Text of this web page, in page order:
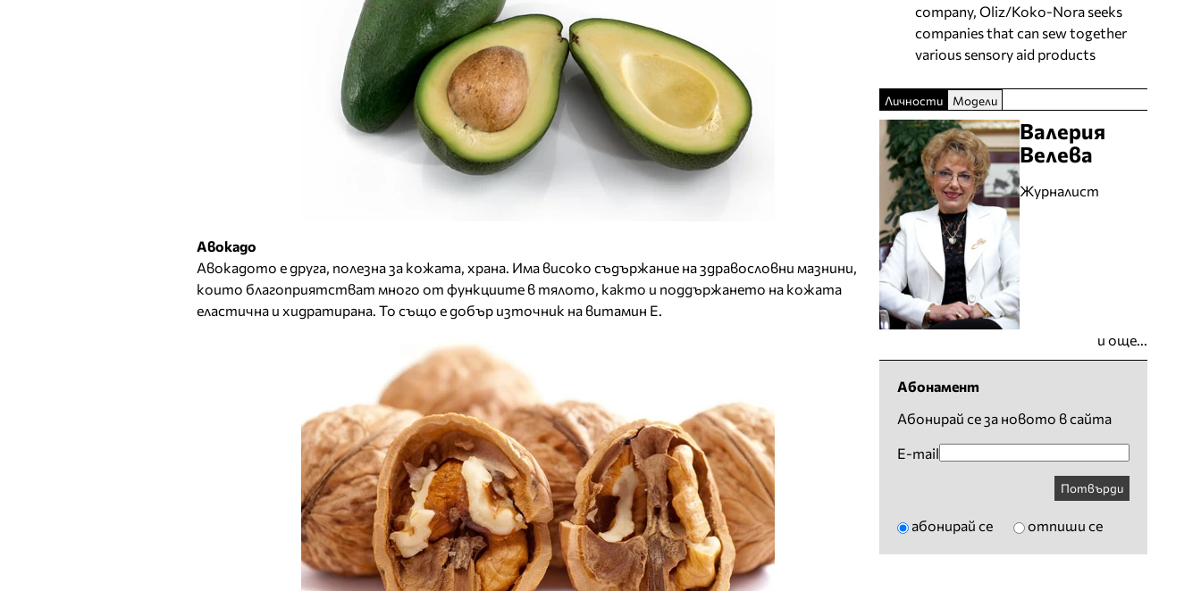
Авокадо
Авокадото е друга, полезна за кожата, храна. Има високо съдържание на здравословни мазнини,
които благоприятстват много от функциите в тялото, както и поддържането на кожата
еластична и хидратирана. То също е добър източник на витамин Е.
company, Oliz/Koko-Nora seeks
companies that can sew together
various sensory aid products
Личности Модели
Валерия
Велева
Журналист
и още...
Абонамент
Абонирай се за новото в сайта
E-mail
Потвърди
абонирай се отпиши се